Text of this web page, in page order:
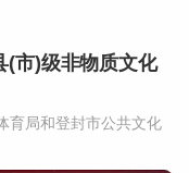
(市)级非物质文化
局和登封市公共文化